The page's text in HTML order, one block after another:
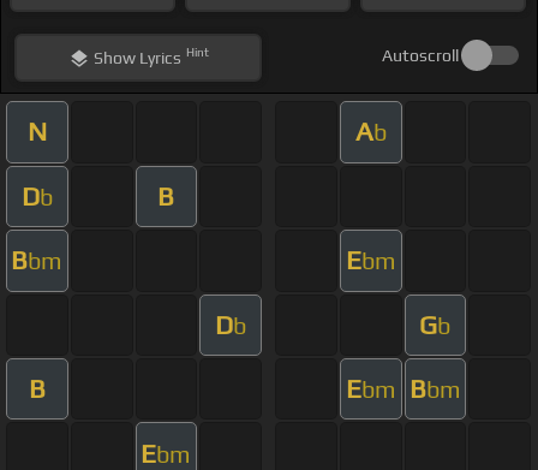
ShowLyrics Hint Autoscroll
N Ab
Db B
Bbm Ebm
Db Gb
B Ebm Bbm
Ebm